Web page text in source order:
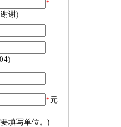
*
谢)
*元
填写单位。)